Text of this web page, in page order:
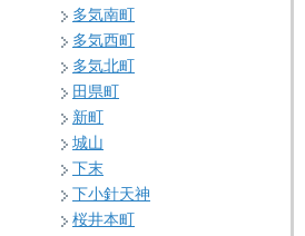
多気南町
多気西町
多気北町
田県町
新町
城山
下末
下小針天神
桜井本町